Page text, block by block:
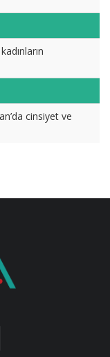
cinsiyet ve